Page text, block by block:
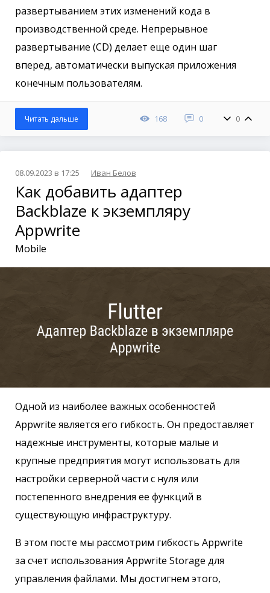
развертыванием этих изменений кода в
производственной среде. Непрерывное
развертывание (CD) делает еще один шаг
вперед, автоматически выпуская приложения
конечным пользователям.
168 0 0
Читать дальше
08.09.2023 в 17:25 Иван Белов
Как добавить адаптер
Backblaze к экземпляру
Appwrite
Mobile
Одной из наиболее важных особенностей
Appwrite является его гибкость. Он предоставляет
надежные инструменты, которые малые и
крупные предприятия могут использовать для
настройки серверной части с нуля или
постепенного внедрения ее функций в
существующую инфраструктуру.
В этом посте мы рассмотрим гибкость Appwrite
за счет использования Appwrite Storage для
управления файлами. Мы достигнем этого,